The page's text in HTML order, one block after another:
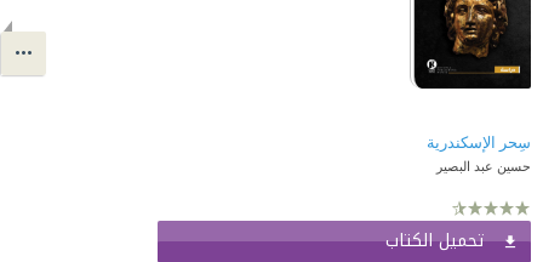
سِحر الإسكندرية
حسين عبد البصير
تحميل الكتاب